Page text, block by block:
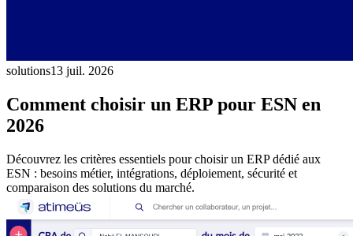
solutions13 juil. 2026
Comment choisir un ERP pour ESN en
2026
Découvrez les critères essentiels pour choisir un ERP dédié aux
ESN : besoins métier, intégrations, déploiement, sécurité et
comparaison des solutions du marché.